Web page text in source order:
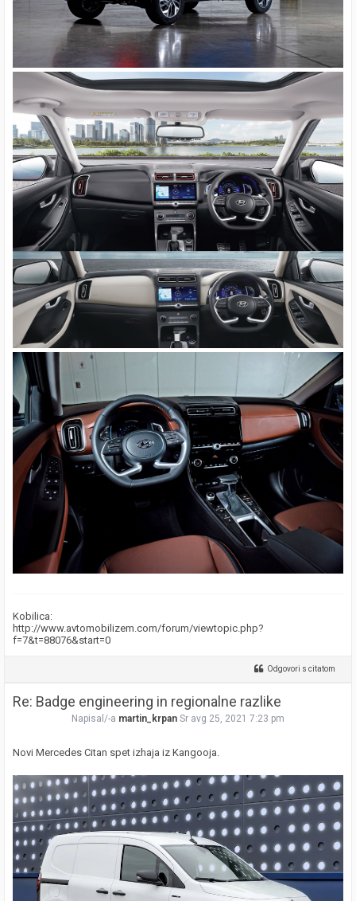
Kobilica:
http://www.avtomobilizem.com/forum/viewtopic.php?
f=7&t=88076&start=0
Odgovori s citatom
Re: Badge engineering in regionalne razlike
Napisal/-a martin_krpan Sr avg 25, 2021 7:23 pm
Novi Mercedes Citan spet izhaja iz Kangooja.